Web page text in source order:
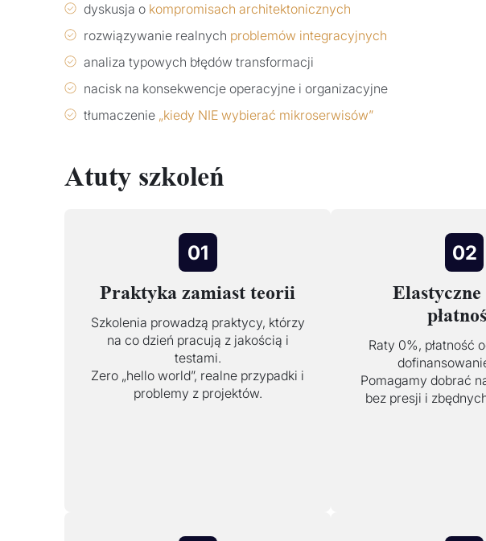
dyskusja o kompromisach architektonicznych
rozwiązywanie realnych problemów integracyjnych
analiza typowych błędów transformacji
nacisk na konsekwencje operacyjne i organizacyjne
tłumaczenie „kiedy NIE wybierać mikroserwisów”
Atuty szkoleń
01
Praktyka zamiast teorii
Szkolenia prowadzą praktycy, którzy
na co dzień pracują z jakością i
testami.
Zero „hello world”, realne przypadki i
problemy z projektów.
02
Raty 0%, płatność
Pomagamy dobrać
bez presji i